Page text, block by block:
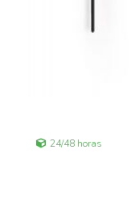
24/48 horas